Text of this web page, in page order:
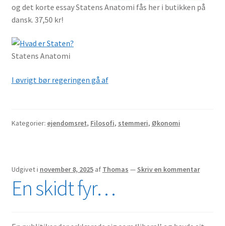
og det korte essay Statens Anatomi fås her i butikken på
dansk. 37,50 kr!
Statens Anatomi
I øvrigt bør regeringen gå af
Kategorier: ejendomsret, Filosofi, stemmeri, Økonomi
Udgivet i november 8, 2025 af Thomas — Skriv en kommentar
En skidt fyr…